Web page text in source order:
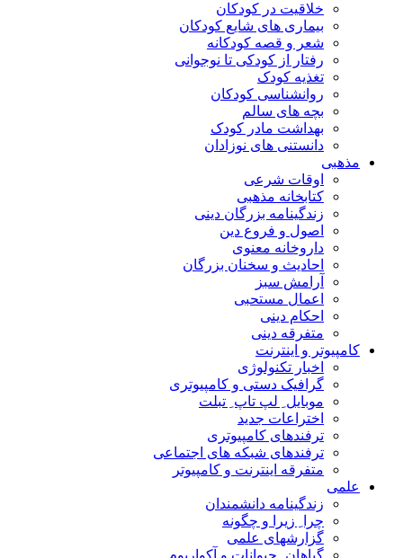
خلاقیت در کودکان
بیماری های شایع کودکان
شعر و قصه کودکانه
رفتار از کودکی تا نوجوانی
تغذیه کودک
روانشناسی کودکان
بچه های سالم
بهداشت مادر کودک
دانستنی های نوزادان
مذهبی
اوقات شرعی
کتابخانه مذهبی
زندگینامه بزرگان دینی
اصول و فروع دین
داروخانه معنوی
احادیث و سخنان بزرگان
آرامش سبز
اعمال مستحبی
احکام دینی
متفرقه دینی
کامپیوتر و اینترنت
اخبار تکنولوژی
گرافیک دستی و کامپیوتری
موبایل ِ لپ تاپ ِ تبلت
اختراعات جدید
ترفندهای کامپیوتری
ترفندهای شبکه های اجتماعی
متفرقه اینترنت و کامپیوتر
علمی
زندگینامه دانشمندان
چرا ِ زیرا و چگونه
گزارشهای علمی
گیاهان ِ حیوانات و آکواریوم